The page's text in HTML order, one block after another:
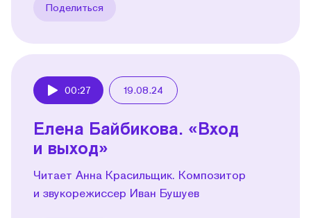
Поделиться
00:27 19.08.24
Елена Байбикова. «Вход
и выход»
Читает Анна Красильщик. Композитор
и звукорежиссер Иван Бушуев